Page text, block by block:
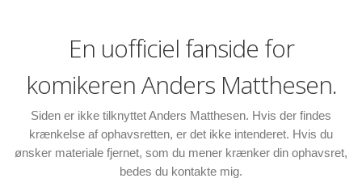
En uofficiel fanside for
komikeren Anders Matthesen.
Siden er ikke tilknyttet Anders Matthesen. Hvis der findes
krænkelse af ophavsretten, er det ikke intenderet. Hvis du
ønsker materiale fjernet, som du mener krænker din ophavsret,
bedes du kontakte mig.